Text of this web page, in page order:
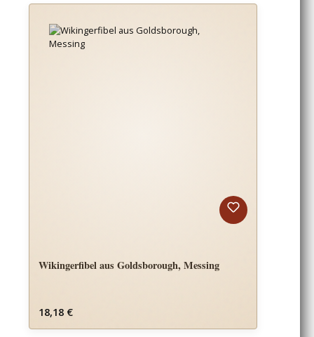
Wikingerfibel aus Goldsborough, Messing
Regulärer Preis:
18,18 €